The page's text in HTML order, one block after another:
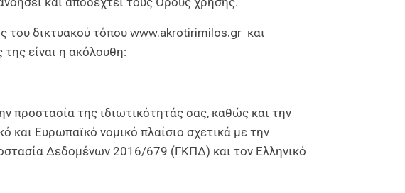
δικτυακού τόπου www.akrotirimilos.gr και
είναι η ακόλουθη:
της ιδιωτικότητάς σας, καθώς και την
Ευρωπαϊκό νομικό πλαίσιο σχετικά με την
Δεδομένων 2016/679 (ΓΚΠΔ) και τον Ελληνικό